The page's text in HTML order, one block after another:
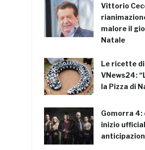
Vittorio
malore il
Natale
Le ricette
VNews24:
la Pizza di
Gomorra 4:
inizio